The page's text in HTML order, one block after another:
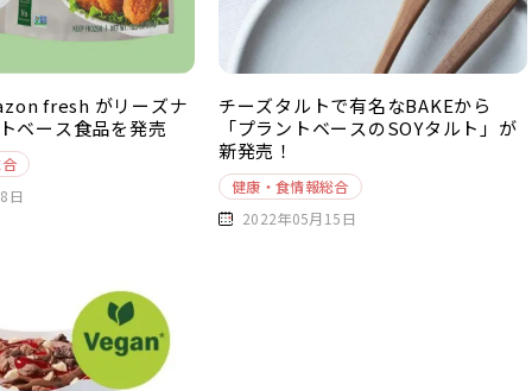
fresh がリーズナ
ベース食品を発売
日
チーズタルトで有名なBAKEから
「プラントベースのSOYタルト」が
新発売！
健康・食情報総合
2022年05月15日